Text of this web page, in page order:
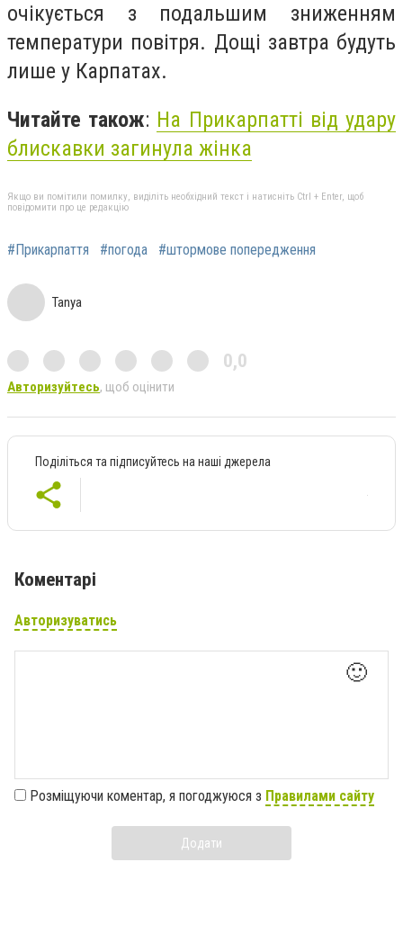
очікується з подальшим зниженням
температури повітря. Дощі завтра будуть
лише у Карпатах.
Читайте також: На Прикарпатті від удару
блискавки загинула жінка
Якщо ви помітили помилку, виділіть необхідний текст і натисніть Ctrl + Enter, щоб
повідомити про це редакцію
#Прикарпаття #погода #штормове попередження
Tanya
0,0
Авторизуйтесь, щоб оцінити
Поділіться та підписуйтесь на наші джерела
Коментарі
Авторизуватись
🙂
Розміщуючи коментар, я погоджуюся з Правилами сайту
Додати